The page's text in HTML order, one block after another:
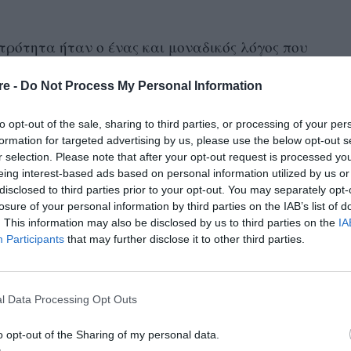
- Do Not Process My Personal Information
opt-out of the sale, sharing to third parties, or processing of your
for targeted advertising by us, please use the below opt-out
selection. Please note that after your opt-out request is processed
interest-based ads based on personal information utilized by us
to third parties prior to your opt-out. You may separately
of your personal information by third parties on the IAB’s list of
This information may also be disclosed by us to third parties on the
Participants that may further disclose it to other third parties.
Data Processing Opt Outs
opt-out of the Sharing of my personal data.
ήταν ο ένας και μοναδικός λόγος που
τις κακές συνήθειες του παρελθόντος και
εκείνον τη βασική έμπνευση στη ζωή του. Ο
υποδύεται ένα πατέρα αντιμέτωπο με μια
από την ζωή του, από τότε που έγινε
με μεγάλη συγκίνηση. «Ήταν όταν ο
λίγες εβδομάδες μετά τα τέταρτα γενέθλιά
και τόσο συγκινητικό». «Ο
πρώτα τους βήματα. Προφανώς και είναι
Το βλέπουμε στις ταινίες, οι γονείς
στη δουλειά να τους το πουν πως
το παιδί σου μπορεί να μην περπατήσει
τα πρώτα του βήματα είναι σαν να